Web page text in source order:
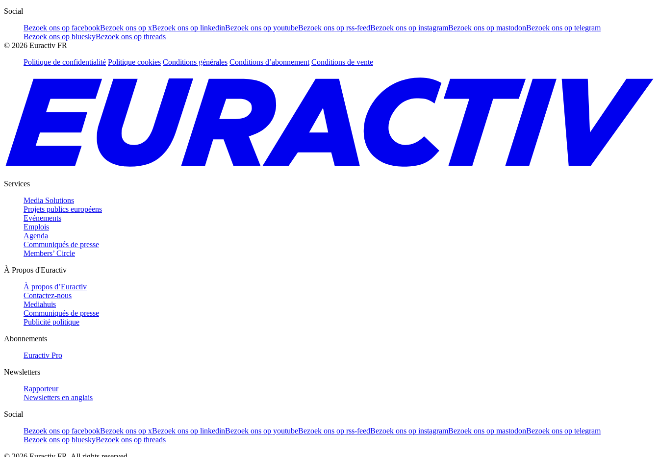
Social
Bezoek ons op facebookBezoek ons op xBezoek ons op linkedinBezoek ons op youtubeBezoek ons op rss-feedBezoek ons op instagramBezoek ons op mastodonBezoek ons op telegram
Bezoek ons op blueskyBezoek ons op threads
© 2026 Euractiv FR
Politique de confidentialité Politique cookies Conditions générales Conditions d’abonnement Conditions de vente
Services
Media Solutions
Projets publics européens
Evénements
Emplois
Agenda
Communiqués de presse
Members’ Circle
À Propos d'Euractiv
À propos d’Euractiv
Contactez-nous
Mediahuis
Communiqués de presse
Publicité politique
Abonnements
Euractiv Pro
Newsletters
Rapporteur
Newsletters en anglais
Social
Bezoek ons op facebookBezoek ons op xBezoek ons op linkedinBezoek ons op youtubeBezoek ons op rss-feedBezoek ons op instagramBezoek ons op mastodonBezoek ons op telegram
Bezoek ons op blueskyBezoek ons op threads